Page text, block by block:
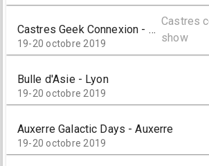
Castres Geek Connexion - Castres
19-20 octobre 2019
Castres
show
Bulle d'Asie - Lyon
19-20 octobre 2019
Auxerre Galactic Days - Auxerre
19-20 octobre 2019